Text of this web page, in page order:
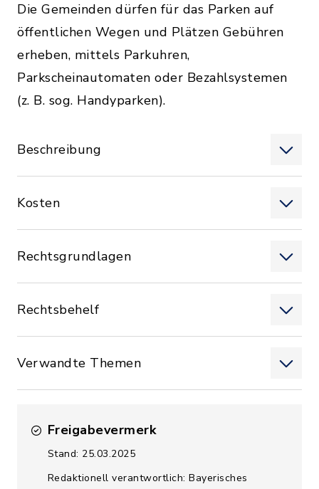
Die Gemeinden dürfen für das Parken auf
öffentlichen Wegen und Plätzen Gebühren
erheben, mittels Parkuhren,
Parkscheinautomaten oder Bezahlsystemen
(z. B. sog. Handyparken).
Beschreibung
Kosten
Rechtsgrundlagen
Rechtsbehelf
Verwandte Themen
Freigabevermerk
Stand: 25.03.2025
Redaktionell verantwortlich: Bayerisches